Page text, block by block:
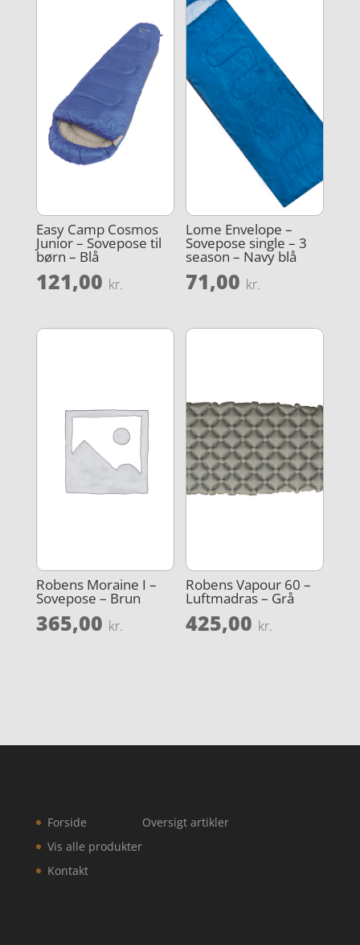
Easy Camp Cosmos
Junior – Sovepose til
børn – Blå
121,00 kr.
Lome Envelope –
Sovepose single – 3
season – Navy blå
71,00 kr.
Robens Moraine I –
Sovepose – Brun
365,00 kr.
Robens Vapour 60 –
Luftmadras – Grå
425,00 kr.
Forside
Vis alle produkter
Kontakt
Oversigt artikler